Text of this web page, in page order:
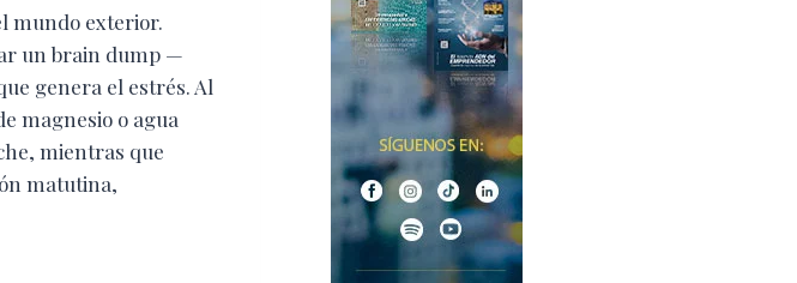
mundo exterior.
un brain dump —
genera el estrés. Al
magnesio o agua
mientras que
matutina,